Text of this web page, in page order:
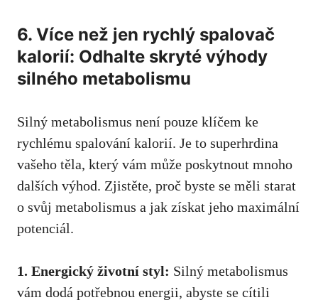
6. ⁤Více než​ jen rychlý spalovač​
kalorií: Odhalte skryté výhody
silného metabolismu
Silný metabolismus není‍ pouze‍ klíčem ‍ke
rychlému spalování kalorií. Je ⁢to superhrdina
vašeho ⁣těla, který vám může poskytnout mnoho
dalších výhod. Zjistěte,‌ proč ‌byste se měli starat
o svůj metabolismus a jak získat‍ jeho maximální
potenciál.
1. Energický životní styl: Silný⁢ metabolismus
vám​ dodá potřebnou energii, abyste ⁤se cítili